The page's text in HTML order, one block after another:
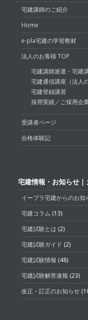
宅建講師のご紹介
Home
e-pla宅建の学習教材
法人のお客様 TOP
宅建講師派遣・宅建
宅建通信講座（法人
宅建登録講習
採用実績／ご採用企
受講者ページ
合格体験記
宅建情報・お知らせ
イープラ宅建からのお知
宅建コラム (13)
宅建試験とは (2)
宅建試験ガイド (2)
宅建試験情報 (48)
宅建試験解答速報 (23)
改正・訂正のお知らせ